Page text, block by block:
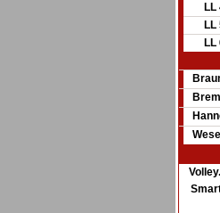
LL
LL
LL